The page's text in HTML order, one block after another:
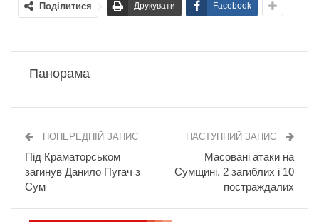
Поділитися Друкувати Facebook
Панорама
ПОПЕРЕДНІЙ ЗАПИС
Під Краматорськом
загинув Данило Пугач з
Сум
НАСТУПНИЙ ЗАПИС
Масовані атаки на
Сумщині. 2 загиблих і 10
постраждалих